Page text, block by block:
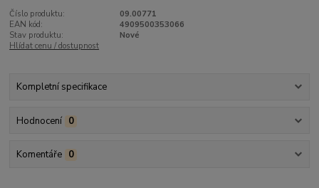
Číslo produktu:
09.00771
EAN kód:
4909500353066
Stav produktu:
Nové
Hlídat cenu / dostupnost
Kompletní specifikace
Hodnocení 0
Komentáře 0